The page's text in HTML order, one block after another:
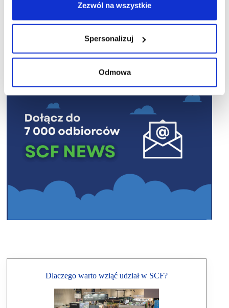
Zezwól na wszystkie
Spersonalizuj
Odmowa
Dlaczego warto wziąć udział w SCF?